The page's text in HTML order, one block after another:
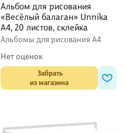
Альбом для рисования
«Весёлый балаган» Unnika
А4, 20 листов, склейка
Альбомы для рисования А4
Нет оценок
Забрать
из магазина